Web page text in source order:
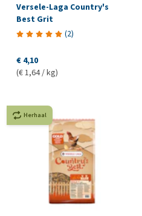
Versele-Laga Country's
Best Grit
(2)
€ 4,10
(€ 1,64 / kg)
Herhaal